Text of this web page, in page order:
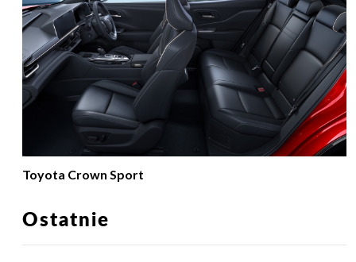
Toyota Crown Sport
Ostatnie